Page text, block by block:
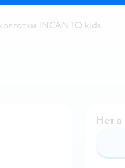
INCANTO kids
Нет в